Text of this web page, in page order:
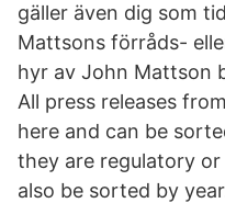
gäller även dig som
Mattsons förråds-
hyr av John Mattson
All press releases
here and can be
they are regulatory
also be sorted by